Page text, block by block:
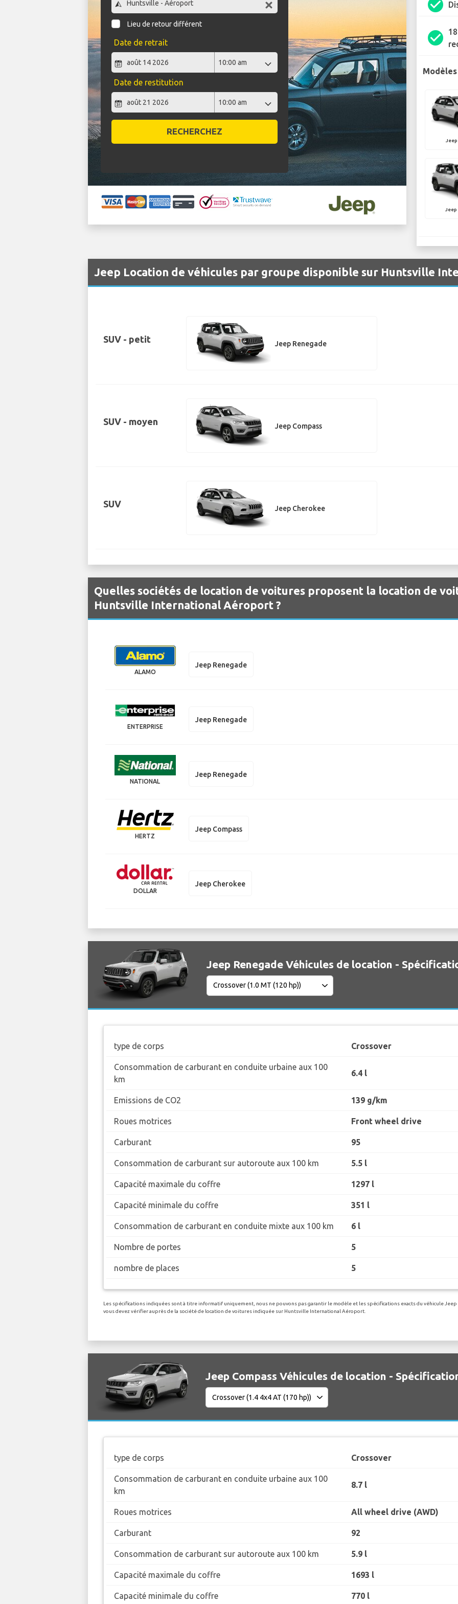
Lieu de retour différent
Date de retrait
Date de restitution
RECHERCHEZ
check_circle
check_circle
Jeep
Jeep Location de véhicules par groupe disponible sur Huntsville
SUV - petit Jeep Renegade
SUV - moyen Jeep Compass
SUV Jeep Cherokee
Quelles sociétés de location de voitures proposent la location de
Huntsville International Aéroport ?
ALAMO
Jeep Renegade
ENTERPRISE
Jeep Renegade
NATIONAL
Jeep Renegade
HERTZ
Jeep Compass
DOLLAR
Jeep Cherokee
Jeep Renegade Véhicules de location -
type de corps Crossover
Consommation de carburant en conduite urbaine aux 100
km
6.4 l
Emissions de CO2 139 g/km
Roues motrices Front wheel drive
Carburant 95
Consommation de carburant sur autoroute aux 100 km 5.5 l
Capacité maximale du coffre 1297 l
Capacité minimale du coffre 351 l
Consommation de carburant en conduite mixte aux 100 km 6 l
Nombre de portes 5
nombre de places 5
Les spécifications indiquées sont à titre informatif uniquement, nous ne pouvons pas garantir le modèle et les spécifications exacts du véhicule
vous devez vérifier auprès de la société de location de voitures indiquée sur Huntsville International Aéroport.
Jeep Compass Véhicules de location -
type de corps Crossover
Consommation de carburant en conduite urbaine aux 100
km
8.7 l
Roues motrices All wheel drive (AWD)
Carburant 92
Consommation de carburant sur autoroute aux 100 km 5.9 l
Capacité maximale du coffre 1693 l
Capacité minimale du coffre 770 l